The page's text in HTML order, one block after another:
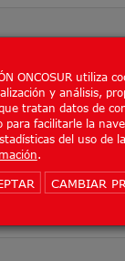
ONCOSUR utiliza
y análisis,
tratan datos de
para facilitarle la
del uso de
.
CAMBIAR